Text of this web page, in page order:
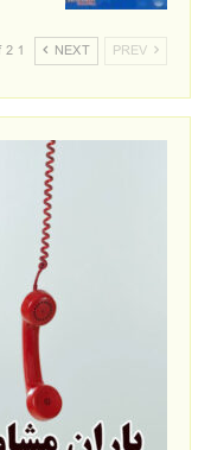
PREV
NEXT
1 of 2